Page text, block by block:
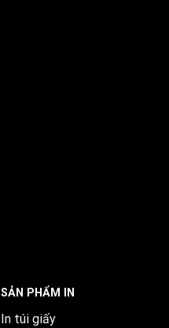
SẢN PHẨM IN
In túi giấy